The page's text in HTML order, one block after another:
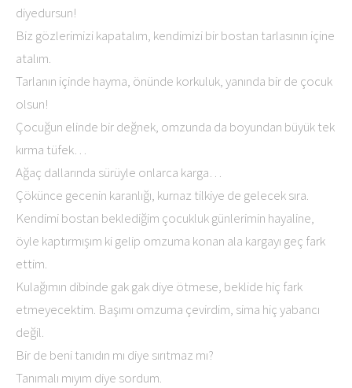
diyedursun!
Biz gözlerimizi kapatalım, kendimizi bir bostan tarlasının içine
atalım.
Tarlanın içinde hayma, önünde korkuluk, yanında bir de çocuk
olsun!
Çocuğun elinde bir değnek, omzunda da boyundan büyük tek
kırma tüfek…
Ağaç dallarında sürüyle onlarca karga…
Çökünce gecenin karanlığı, kurnaz tilkiye de gelecek sıra.
Kendimi bostan beklediğim çocukluk günlerimin hayaline,
öyle kaptırmışım ki gelip omzuma konan ala kargayı geç fark
ettim.
Kulağımın dibinde gak gak diye ötmese, beklide hiç fark
etmeyecektim. Başımı omzuma çevirdim, sima hiç yabancı
değil.
Bir de beni tanıdın mı diye sırıtmaz mı?
Tanımalı mıyım diye sordum.